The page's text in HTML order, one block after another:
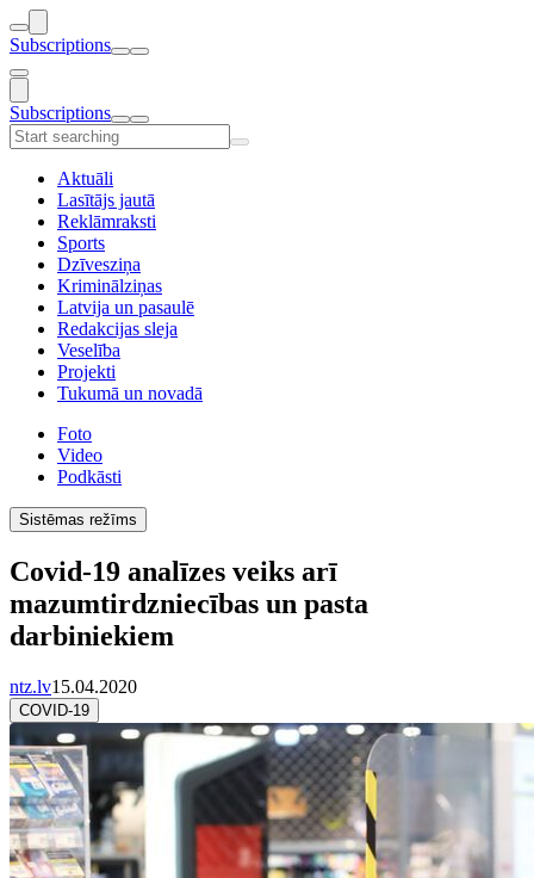
Subscriptions
Subscriptions
Aktuāli
Lasītājs jautā
Reklāmraksti
Sports
Dzīvesziņa
Kriminālziņas
Latvija un pasaulē
Redakcijas sleja
Veselība
Projekti
Tukumā un novadā
Foto
Video
Podkāsti
Sistēmas režīms
Covid-19 analīzes veiks arī
mazumtirdzniecības un pasta
darbiniekiem
ntz.lv15.04.2020
COVID-19